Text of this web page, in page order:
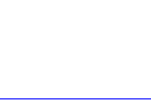
ஆசிரியர்களுக்கு ஊதியம் &
எடுக்கும் ஆசிரியர்களுக்கு ஈட்டிய
நீக்க மாத்திரை! முதன்மை கல்வி
ஊழியர்களுக்கு அரை நாள்